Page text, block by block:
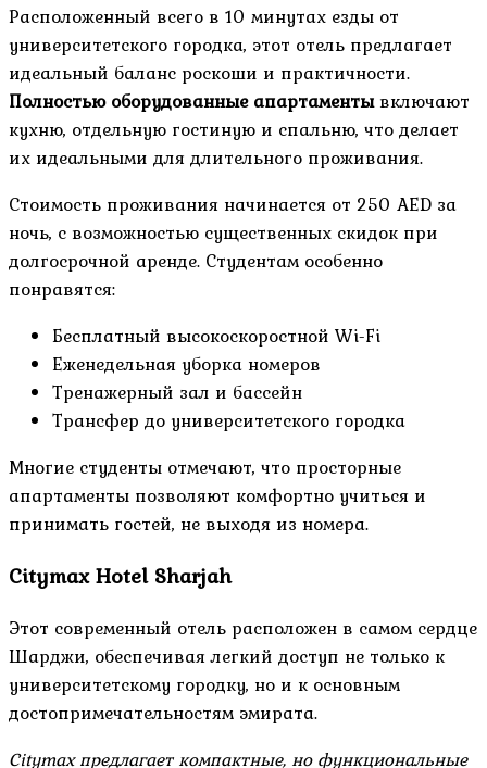
Расположенный всего в 10 минутах езды от
университетского городка, этот отель предлагает
идеальный баланс роскоши и практичности.
Полностью оборудованные апартаментывключают
кухню, отдельную гостиную и спальню, что делает
их идеальными для длительного проживания.
Стоимость проживания начинается от 250 AED за
ночь, с возможностью существенных скидок при
долгосрочной аренде. Студентам особенно
понравятся:
Бесплатный высокоскоростной Wi-Fi
Еженедельная уборка номеров
Тренажерный зал и бассейн
Трансфер до университетского городка
Многие студенты отмечают, что просторные
апартаменты позволяют комфортно учиться и
принимать гостей, не выходя из номера.
Citymax Hotel Sharjah
Этот современный отель расположен в самом сердце
Шарджи, обеспечивая легкий доступ не только к
университетскому городку, но и к основным
достопримечательностям эмирата.
Citymax предлагает компактные, но функциональные